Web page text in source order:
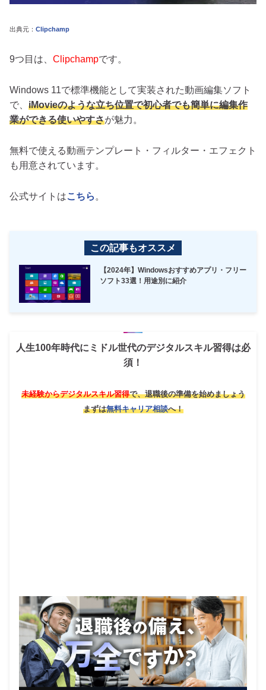
出典元： Clipchamp
9つ目は、 Clipchampです。
Windows 11で標準機能として実装された動画編集ソフト
で、 iMovieのような立ち位置で初心者でも簡単に編集作
業ができる使いやすさが魅力。
無料で使える動画テンプレート・フィルター・エフェクト
も用意されています。
公式サイトはこちら。
この記事もオススメ
【2024年】Windowsおすすめアプリ・フリー
ソフト33選！用途別に紹介
人生100年時代にミドル世代のデジタルスキル習得は必
須！
未経験からデジタルスキル習得で、退職後の準備を始めましょう
まずは無料キャリア相談へ！